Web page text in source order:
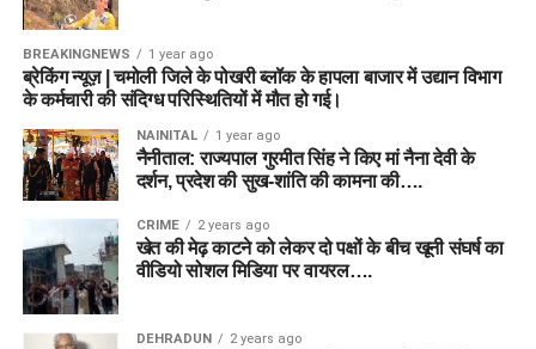
BREAKINGNEWS 1 year ago
ब्रेकिंग न्यूज़ | चमोली जिले के पोखरी ब्लॉक के हापला बाजार में उद्यान विभाग
के कर्मचारी की संदिग्ध परिस्थितियों में मौत हो गई।
NAINITAL 1 year ago
नैनीताल: राज्यपाल गुरमीत सिंह ने किए मां नैना देवी के
दर्शन, प्रदेश की सुख-शांति की कामना की….
CRIME 2 years ago
खेत की मेढ़ काटने को लेकर दो पक्षों के बीच खूनी संघर्ष का
वीडियो सोशल मिडिया पर वायरल….
DEHRADUN 2 years ago